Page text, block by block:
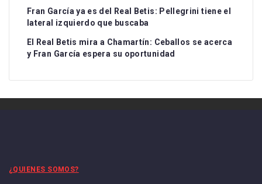
Fran García ya es del Real Betis: Pellegrini tiene el
lateral izquierdo que buscaba
El Real Betis mira a Chamartín: Ceballos se acerca
y Fran García espera su oportunidad
¿QUIENES SOMOS?